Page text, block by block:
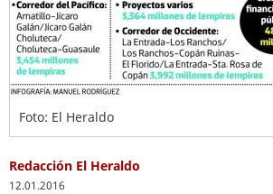
Foto: El Heraldo
Redacción El Heraldo
12.01.2016